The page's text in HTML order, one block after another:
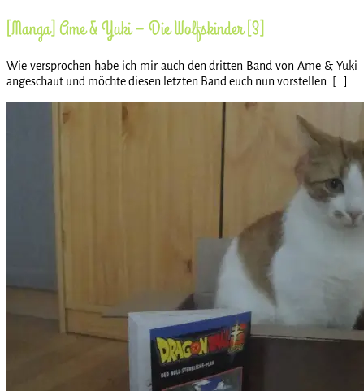
[Manga] Ame & Yuki – Die Wolfskinder [3]
Wie versprochen habe ich mir auch den dritten Band von Ame & Yuki
angeschaut und möchte diesen letzten Band euch nun vorstellen. […]